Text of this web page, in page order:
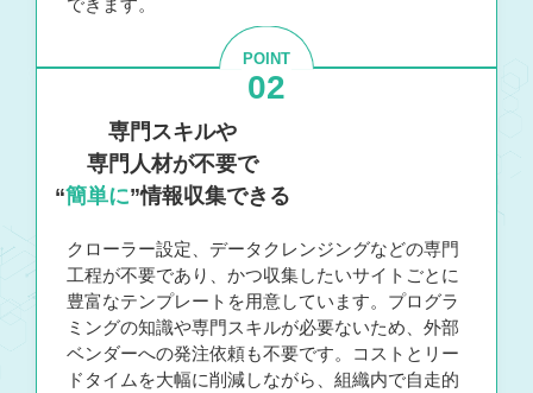
できます。
POINT
02
専門スキルや
専門人材が不要で
“簡単に”情報収集できる
クローラー設定、データクレンジングなどの専門
工程が不要であり、かつ収集したいサイトごとに
豊富なテンプレートを用意しています。プログラ
ミングの知識や専門スキルが必要ないため、外部
ベンダーへの発注依頼も不要です。コストとリー
ドタイムを大幅に削減しながら、組織内で自走的